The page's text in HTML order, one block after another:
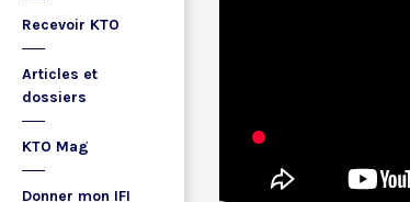
Recevoir KTO
Articles et
dossiers
KTO Mag
Donner mon IFI